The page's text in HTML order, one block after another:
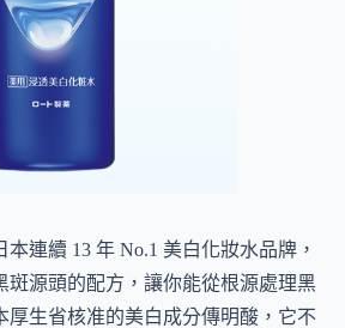
連續 13 年 No.1 美白化妝水品牌，
斑源頭的配方，讓你能從根源處理黑
厚生省核准的美白成分傳明酸，它不